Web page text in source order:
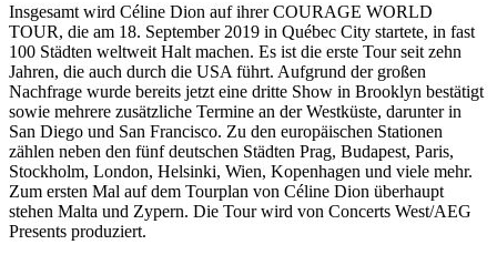
Insgesamt wird Céline Dion auf ihrer COURAGE WORLD
TOUR, die am 18. September 2019 in Québec City startete, in fast
100 Städten weltweit Halt machen. Es ist die erste Tour seit zehn
Jahren, die auch durch die USA führt. Aufgrund der großen
Nachfrage wurde bereits jetzt eine dritte Show in Brooklyn bestätigt
sowie mehrere zusätzliche Termine an der Westküste, darunter in
San Diego und San Francisco. Zu den europäischen Stationen
zählen neben den fünf deutschen Städten Prag, Budapest, Paris,
Stockholm, London, Helsinki, Wien, Kopenhagen und viele mehr.
Zum ersten Mal auf dem Tourplan von Céline Dion überhaupt
stehen Malta und Zypern. Die Tour wird von Concerts West/AEG
Presents produziert.